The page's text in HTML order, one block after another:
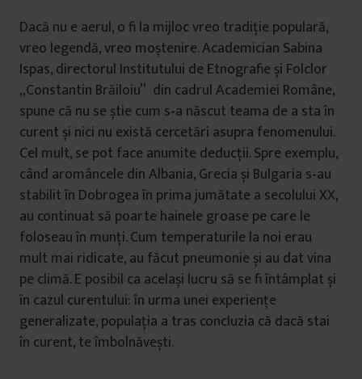
Dacă nu e aerul, o fi la mijloc vreo tradiție populară,
vreo legendă, vreo moștenire. Academician Sabina
Ispas, directorul Institutului de Etnografie și Folclor
„Constantin Brăiloiu” din cadrul Academiei Române,
spune că nu se știe cum s‑a născut teama de a sta în
curent și nici nu există cercetări asupra fenomenului.
Cel mult, se pot face anumite deducții. Spre exemplu,
când aromâncele din Albania, Grecia și Bulgaria s‑au
stabilit în Dobrogea în prima jumătate a secolului XX,
au continuat să poarte hainele groase pe care le
foloseau în munți. Cum temperaturile la noi erau
mult mai ridicate, au făcut pneumonie și au dat vina
pe climă. E posibil ca același lucru să se fi întâmplat și
în cazul curentului: în urma unei experiențe
generalizate, populația a tras concluzia că dacă stai
în curent, te îmbolnăvești.